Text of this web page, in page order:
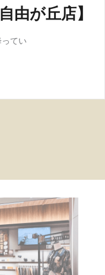
由が丘店】
てい